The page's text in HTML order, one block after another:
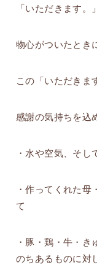
「いただきます。」
物心がついたとき
この「いただきま
感謝の気持ちを込
・水や空気、そし
・作ってくれた
て
・豚・鶏・牛・
のちあるものに対